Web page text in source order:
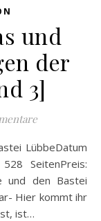
und
der
3]
528 SeitenPreis:
und den Bastei
Hier kommt ihr
ist…